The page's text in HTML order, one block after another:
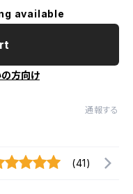
available
方向け
通報する
(41)